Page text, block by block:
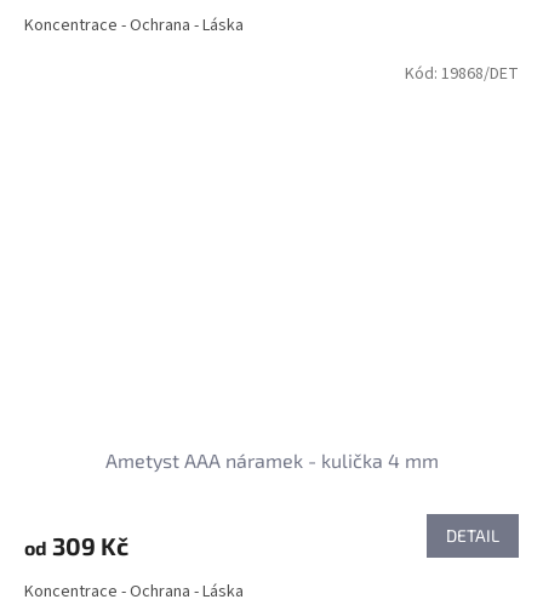
Koncentrace - Ochrana - Láska
Ametyst AAA náramek - kulička 4 mm
od 309 Kč DETAIL
Koncentrace - Ochrana - Láska
Kód: 19868/DET